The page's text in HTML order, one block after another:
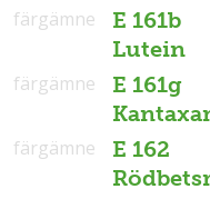
E 161b
Lutein
färgämne
E 161g
färgämne
E 162
färgämne